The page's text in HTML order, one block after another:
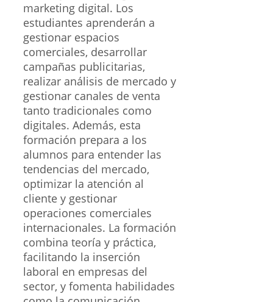
marketing digital. Los
estudiantes aprenderán a
gestionar espacios
comerciales, desarrollar
campañas publicitarias,
realizar análisis de mercado y
gestionar canales de venta
tanto tradicionales como
digitales. Además, esta
formación prepara a los
alumnos para entender las
tendencias del mercado,
optimizar la atención al
cliente y gestionar
operaciones comerciales
internacionales. La formación
combina teoría y práctica,
facilitando la inserción
laboral en empresas del
sector, y fomenta habilidades